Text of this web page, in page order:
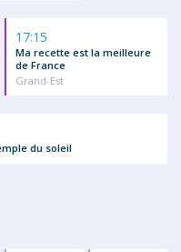
17:15
Ma recette est la meilleure
de France
Grand-Est
du soleil